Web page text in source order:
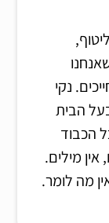
נקי
הבית
הכבוד
מילים.
מה לומר.